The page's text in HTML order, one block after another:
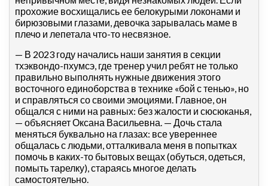
прохожие восхищались ее белокурыми локонами и
бирюзовыми глазами, девочка зарывалась маме в
плечо и лепетала что-то несвязное.
— В 2023 году начались наши занятия в секции
тхэквондо-пхумсэ, где тренер учил ребят не только
правильно выполнять нужные движения этого
восточного единоборства в технике «бой с тенью», но
и справляться со своими эмоциями. Главное, он
общался с ними на равных: без жалости и сюсюканья,
— объясняет Оксана Васильевна. — Дочь стала
меняться буквально на глазах: все увереннее
общалась с людьми, отталкивала меня в попытках
помочь в каких-то бытовых вещах (обуться, одеться,
помыть тарелку), стараясь многое делать
самостоятельно.